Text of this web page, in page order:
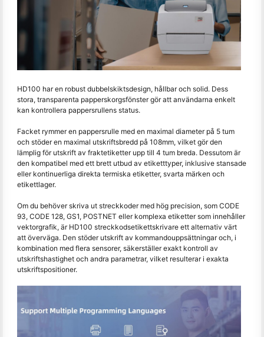
HD100 har en robust dubbelskiktsdesign, hållbar och solid. Dess
stora, transparenta papperskorgsfönster gör att användarna enkelt
kan kontrollera pappersrullens status.
Facket rymmer en pappersrulle med en maximal diameter på 5 tum
och stöder en maximal utskriftsbredd på 108mm, vilket gör den
lämplig för utskrift av fraktetiketter upp till 4 tum breda. Dessutom är
den kompatibel med ett brett utbud av etiketttyper, inklusive stansade
eller kontinuerliga direkta termiska etiketter, svarta märken och
etikettlager.
Om du behöver skriva ut streckkoder med hög precision, som CODE
93, CODE 128, GS1, POSTNET eller komplexa etiketter som innehåller
vektorgrafik, är HD100 streckkodsetikettskrivare ett alternativ värt
att överväga. Den stöder utskrift av kommandouppsättningar och, i
kombination med flera sensorer, säkerställer exakt kontroll av
utskriftshastighet och andra parametrar, vilket resulterar i exakta
utskriftspositioner.